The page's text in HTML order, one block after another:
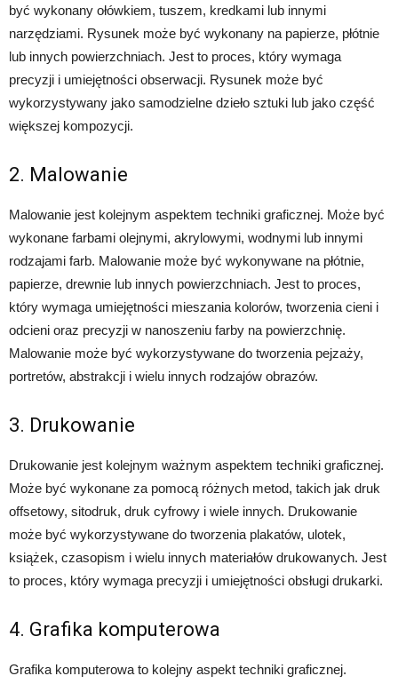
być wykonany ołówkiem, tuszem, kredkami lub innymi
narzędziami. Rysunek może być wykonany na papierze, płótnie
lub innych powierzchniach. Jest to proces, który wymaga
precyzji i umiejętności obserwacji. Rysunek może być
wykorzystywany jako samodzielne dzieło sztuki lub jako część
większej kompozycji.
2. Malowanie
Malowanie jest kolejnym aspektem techniki graficznej. Może być
wykonane farbami olejnymi, akrylowymi, wodnymi lub innymi
rodzajami farb. Malowanie może być wykonywane na płótnie,
papierze, drewnie lub innych powierzchniach. Jest to proces,
który wymaga umiejętności mieszania kolorów, tworzenia cieni i
odcieni oraz precyzji w nanoszeniu farby na powierzchnię.
Malowanie może być wykorzystywane do tworzenia pejzaży,
portretów, abstrakcji i wielu innych rodzajów obrazów.
3. Drukowanie
Drukowanie jest kolejnym ważnym aspektem techniki graficznej.
Może być wykonane za pomocą różnych metod, takich jak druk
offsetowy, sitodruk, druk cyfrowy i wiele innych. Drukowanie
może być wykorzystywane do tworzenia plakatów, ulotek,
książek, czasopism i wielu innych materiałów drukowanych. Jest
to proces, który wymaga precyzji i umiejętności obsługi drukarki.
4. Grafika komputerowa
Grafika komputerowa to kolejny aspekt techniki graficznej.